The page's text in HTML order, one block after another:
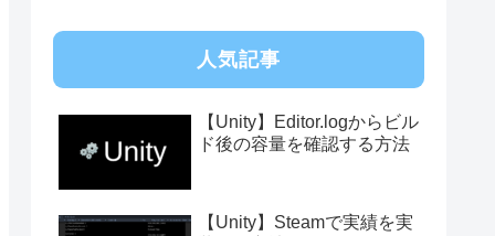
人気記事
【Unity】Editor.logからビル
ド後の容量を確認する方法
【Unity】Steamで実績を実